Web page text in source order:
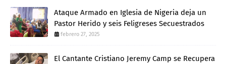
Ataque Armado en Iglesia de Nigeria deja un
Pastor Herido y seis Feligreses Secuestrados
febrero 27, 2025
El Cantante Cristiano Jeremy Camp se Recupera